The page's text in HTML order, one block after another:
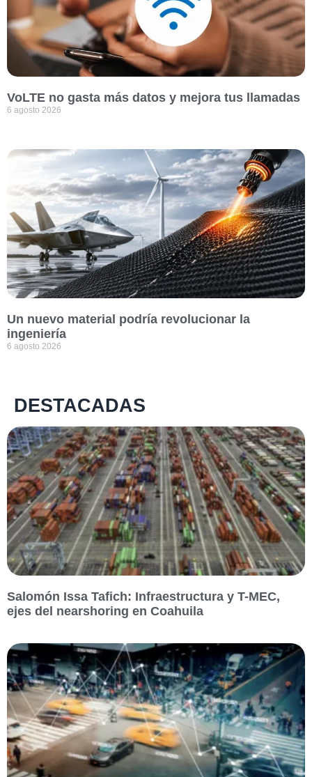
VoLTE no gasta más datos y mejora tus llamadas
6 agosto 2026
Un nuevo material podría revolucionar la
ingeniería
6 agosto 2026
DESTACADAS
Salomón Issa Tafich: Infraestructura y T-MEC,
ejes del nearshoring en Coahuila